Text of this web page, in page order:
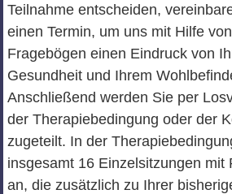
Teilnahme entscheiden,
einen Termin, um uns mit Hilfe
Fragebögen einen Eindruck von
Gesundheit und Ihrem
Anschließend werden Sie per
der Therapiebedingung oder der
zugeteilt. In der
insgesamt 16 Einzelsitzungen mit
an, die zusätzlich zu Ihrer